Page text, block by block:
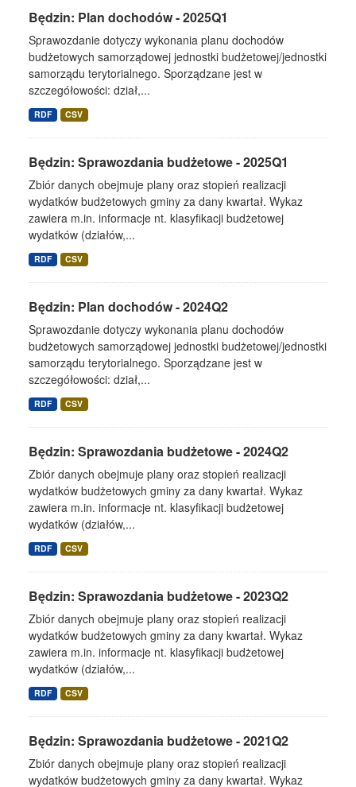
Będzin: Plan dochodów - 2025Q1
Sprawozdanie dotyczy wykonania planu dochodów
budżetowych samorządowej jednostki budżetowej/jednostki
samorządu terytorialnego. Sporządzane jest w
szczegółowości: dział,...
RDF CSV
Będzin: Sprawozdania budżetowe - 2025Q1
Zbiór danych obejmuje plany oraz stopień realizacji
wydatków budżetowych gminy za dany kwartał. Wykaz
zawiera m.in. informacje nt. klasyfikacji budżetowej
wydatków (działów,...
RDF CSV
Będzin: Plan dochodów - 2024Q2
Sprawozdanie dotyczy wykonania planu dochodów
budżetowych samorządowej jednostki budżetowej/jednostki
samorządu terytorialnego. Sporządzane jest w
szczegółowości: dział,...
RDF CSV
Będzin: Sprawozdania budżetowe - 2024Q2
Zbiór danych obejmuje plany oraz stopień realizacji
wydatków budżetowych gminy za dany kwartał. Wykaz
zawiera m.in. informacje nt. klasyfikacji budżetowej
wydatków (działów,...
RDF CSV
Będzin: Sprawozdania budżetowe - 2023Q2
Zbiór danych obejmuje plany oraz stopień realizacji
wydatków budżetowych gminy za dany kwartał. Wykaz
zawiera m.in. informacje nt. klasyfikacji budżetowej
wydatków (działów,...
RDF CSV
Będzin: Sprawozdania budżetowe - 2021Q2
Zbiór danych obejmuje plany oraz stopień realizacji
wydatków budżetowych gminy za dany kwartał. Wykaz